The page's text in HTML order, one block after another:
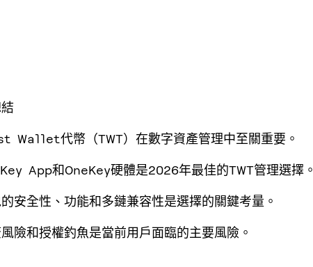
Wallet代幣（TWT）在數字資產管理中至關重要。
App和OneKey硬體是2026年最佳的TWT管理選擇。
安全性、功能和多鏈兼容性是選擇的關鍵考量。
險和授權釣魚是當前用戶面臨的主要風險。